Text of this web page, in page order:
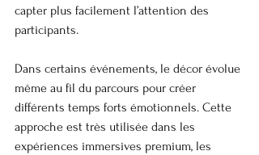
capter plus facilement l’attention des
participants.
Dans certains événements, le décor évolue
même au fil du parcours pour créer
différents temps forts émotionnels. Cette
approche est très utilisée dans les
expériences immersives premium, les